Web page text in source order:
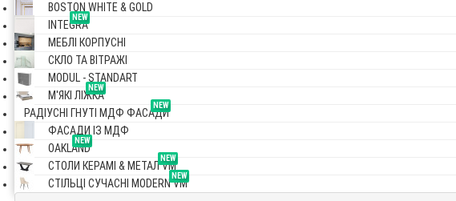
BOSTON WHITE & GOLD
NEW
INTEGRA
МЕБЛІ КОРПУСНІ
СКЛО ТА ВІТРАЖІ
MODUL - STANDART
NEW
М'ЯКІ ЛІЖКА
NEW
РАДІУСНІ ГНУТІ МДФ ФАСАДИ
ФАСАДИ ІЗ МДФ
NEW
OAKLAND
NEW
СТОЛИ КЕРАМІ & МЕТАЛ VM
NEW
СТІЛЬЦІ СУЧАСНІ MODERN VM